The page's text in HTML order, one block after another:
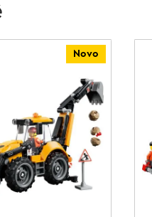
modelos de todos
detalhadas e
O foguete neste
conexão com outros
para aventuras
Base e Rocket
brincadeiras ilimitadas
Novo